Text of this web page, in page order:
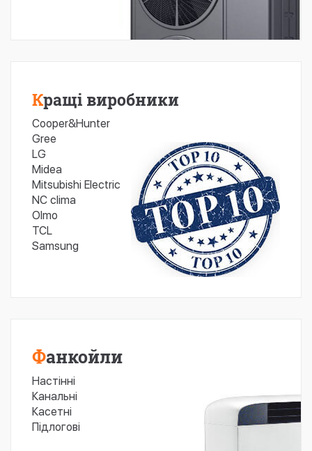
Кращі виробники
Cooper&Hunter
Gree
LG
Midea
Mitsubishi Electric
NC clima
Olmo
TCL
Samsung
Фанкойли
Настінні
Канальні
Касетні
Підлогові